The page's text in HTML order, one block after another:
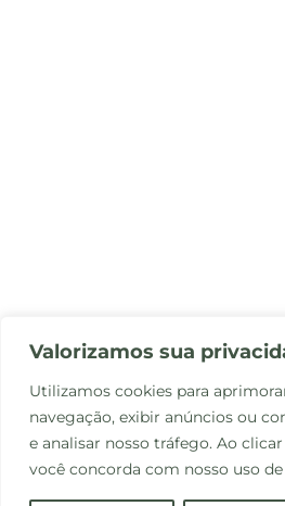
Valorizamos sua
Utilizamos cookies para
navegação, exibir anúncios ou
e analisar nosso tráfego. Ao
você concorda com nosso uso de